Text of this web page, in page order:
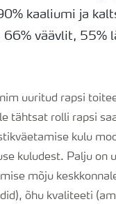
kaaliumi ja
66% väävlit, 55%
uuritud rapsi
tähtsat rolli rapsi
kulu
kuludest. Palju on
mõju
õhu kvaliteeti